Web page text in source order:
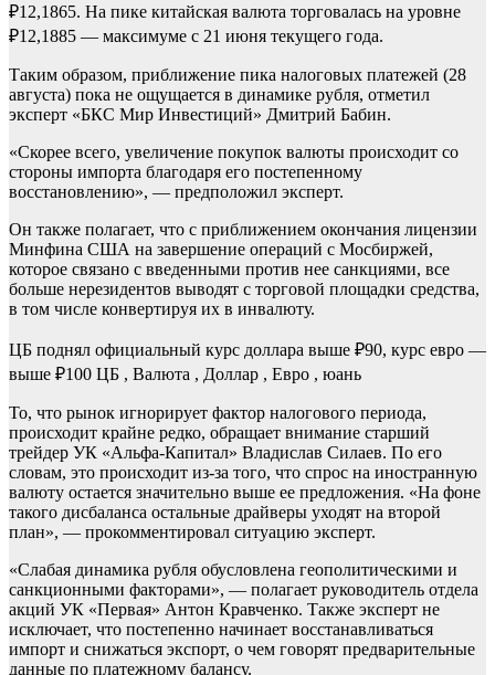
₽12,1865. На пике китайская валюта торговалась на уровне
₽12,1885 — максимуме с 21 июня текущего года.
Таким образом, приближение пика налоговых платежей (28
августа) пока не ощущается в динамике рубля, отметил
эксперт «БКС Мир Инвестиций» Дмитрий Бабин.
«Скорее всего, увеличение покупок валюты происходит со
стороны импорта благодаря его постепенному
восстановлению», — предположил эксперт.
Он также полагает, что с приближением окончания лицензии
Минфина США на завершение операций с Мосбиржей,
которое связано с введенными против нее санкциями, все
больше нерезидентов выводят с торговой площадки средства,
в том числе конвертируя их в инвалюту.
ЦБ поднял официальный курс доллара выше ₽90, курс евро —
выше ₽100 ЦБ , Валюта , Доллар , Евро , юань
То, что рынок игнорирует фактор налогового периода,
происходит крайне редко, обращает внимание старший
трейдер УК «Альфа-Капитал» Владислав Силаев. По его
словам, это происходит из-за того, что спрос на иностранную
валюту остается значительно выше ее предложения. «На фоне
такого дисбаланса остальные драйверы уходят на второй
план», — прокомментировал ситуацию эксперт.
«Слабая динамика рубля обусловлена геополитическими и
санкционными факторами», — полагает руководитель отдела
акций УК «Первая» Антон Кравченко. Также эксперт не
исключает, что постепенно начинает восстанавливаться
импорт и снижаться экспорт, о чем говорят предварительные
данные по платежному балансу.